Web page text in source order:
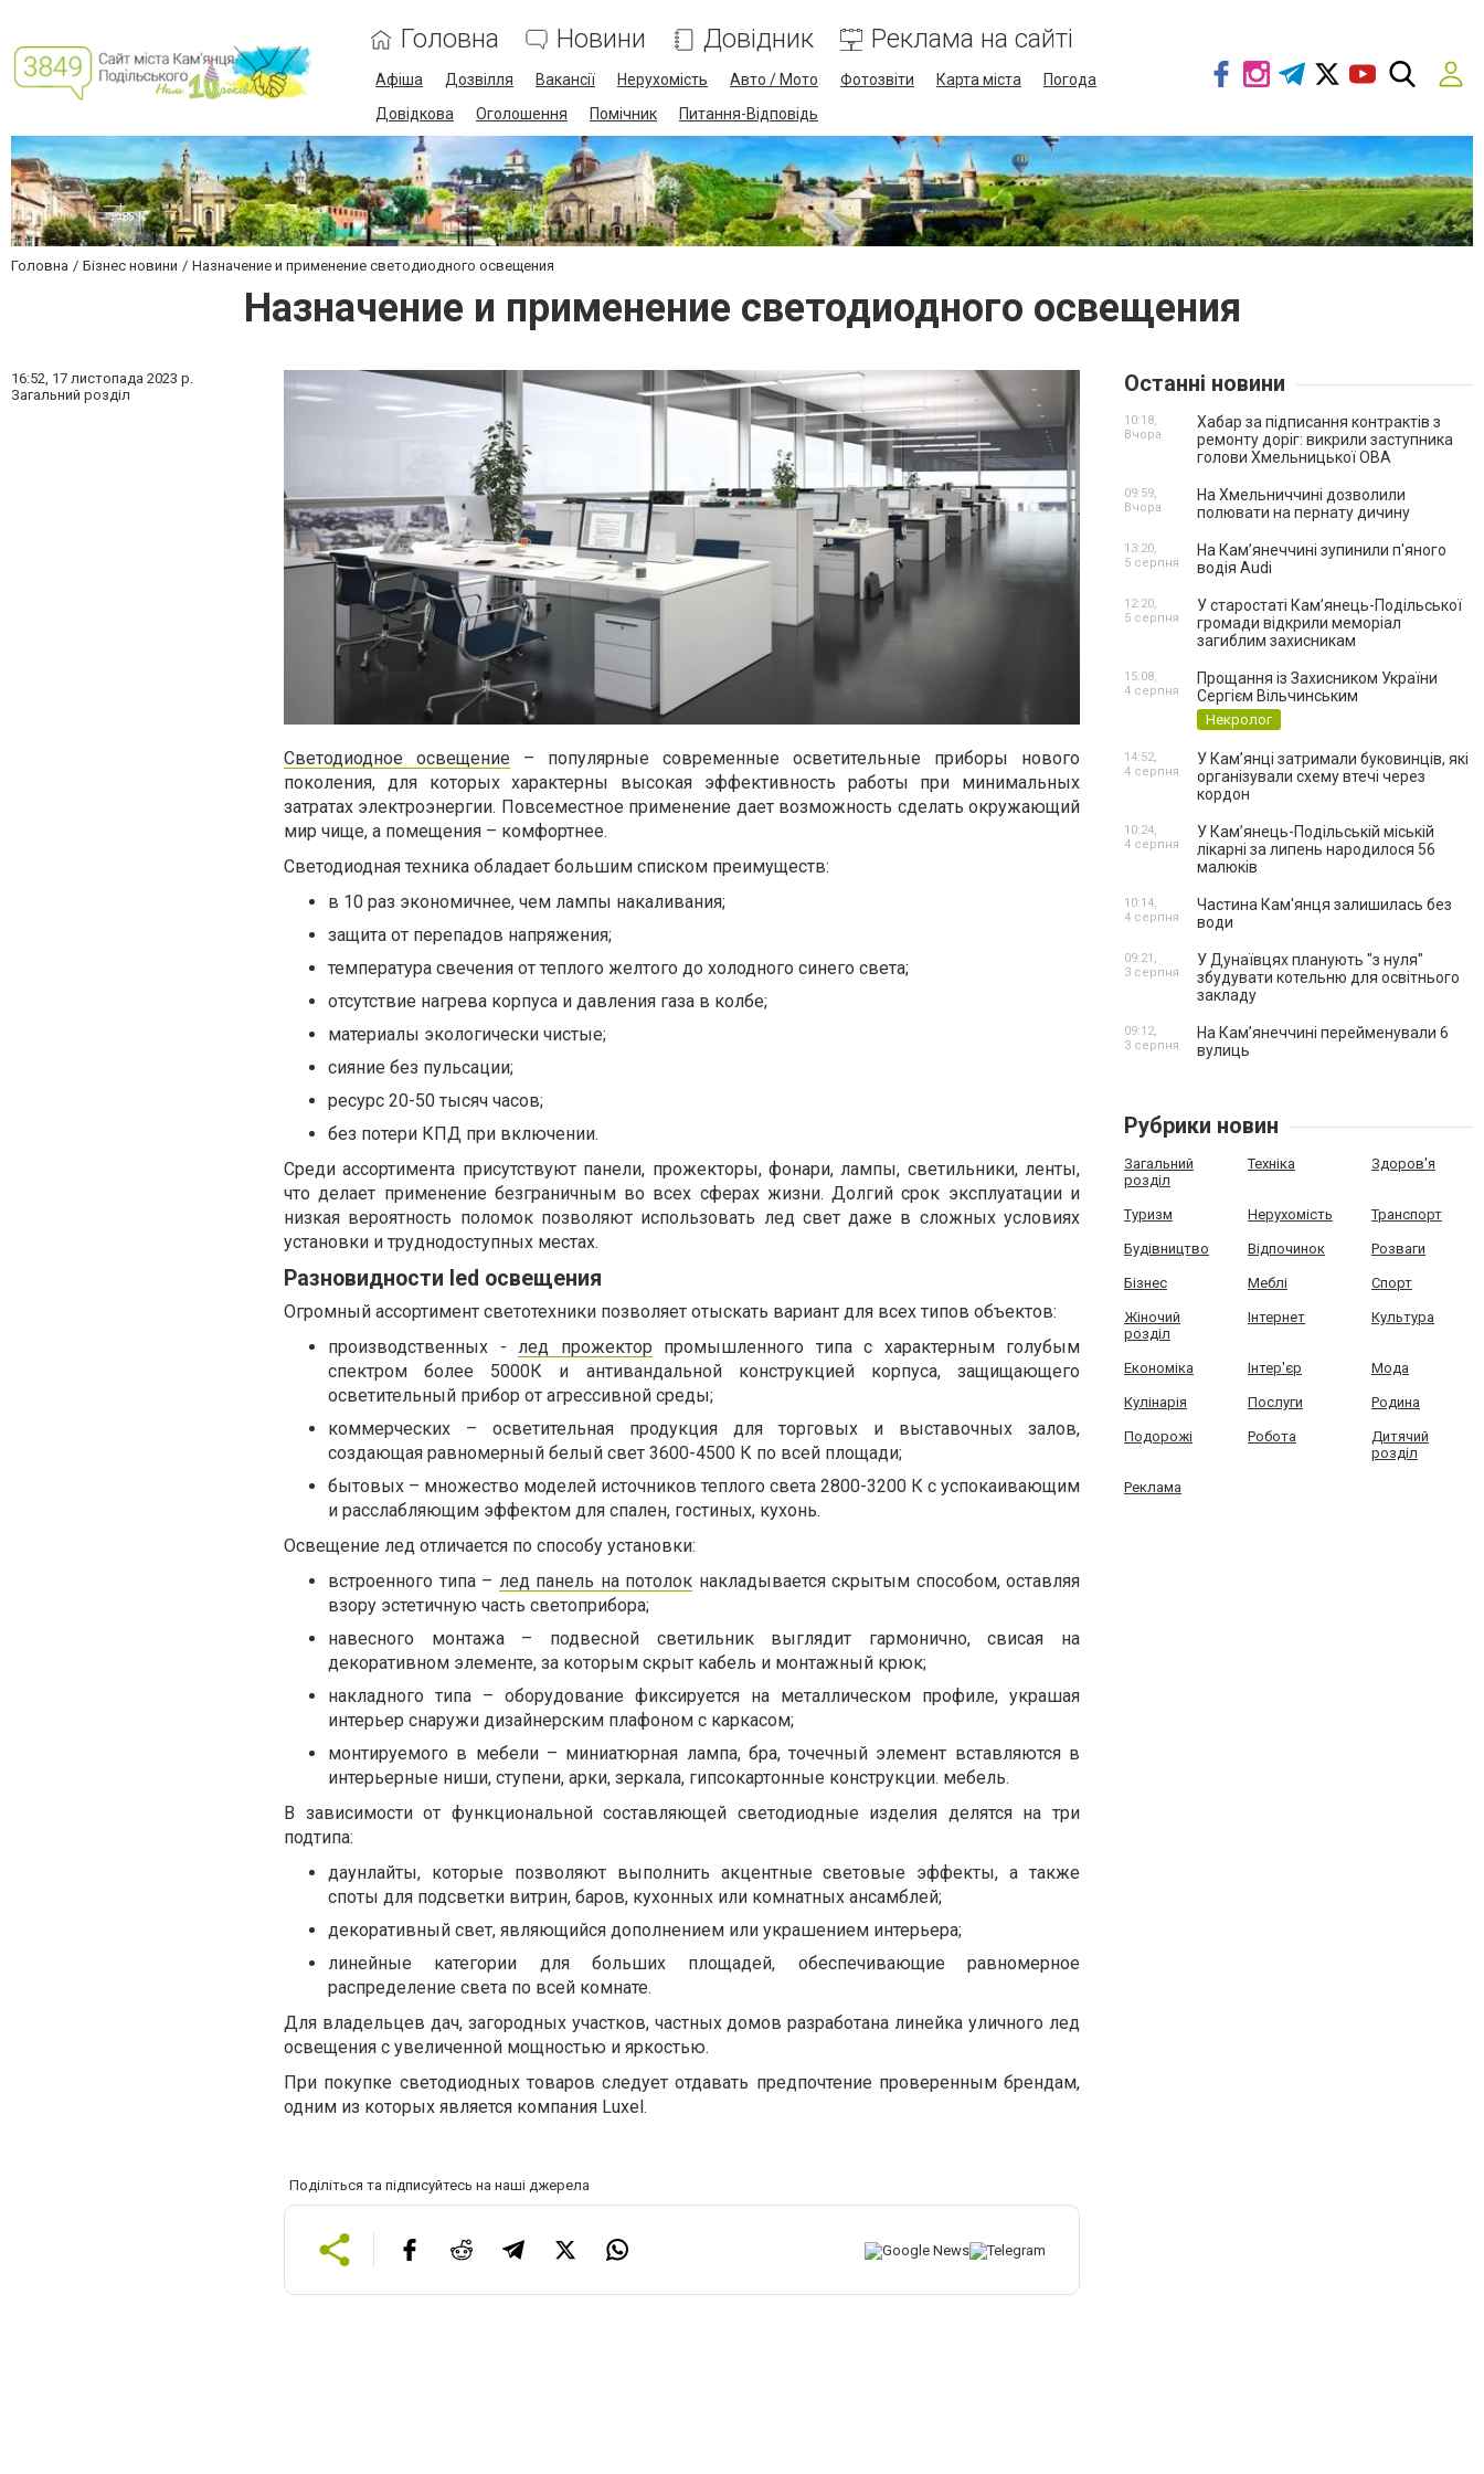
Головна Новини Довідник Реклама на сайті
Афіша Дозвілля Вакансії Нерухомість Авто / Мото Фотозвіти Карта міста
Погода
Довідкова
Оголошення Помічник Питання-Відповідь
Головна Бізнес новини Назначение и применение светодиодного освещения
Назначение и применение светодиодного освещения
16:52, 17 листопада 2023 р.
Загальний розділ
Светодиодное освещение – популярные современные осветительные приборы нового
поколения, для которых характерны высокая эффективность работы при минимальных
затратах электроэнергии. Повсеместное применение дает возможность сделать окружающий
мир чище, а помещения – комфортнее.
Светодиодная техника обладает большим списком преимуществ:
в 10 раз экономичнее, чем лампы накаливания;
защита от перепадов напряжения;
температура свечения от теплого желтого до холодного синего света;
отсутствие нагрева корпуса и давления газа в колбе;
материалы экологически чистые;
сияние без пульсации;
ресурс 20-50 тысяч часов;
без потери КПД при включении.
Среди ассортимента присутствуют панели, прожекторы, фонари, лампы, светильники, ленты,
что делает применение безграничным во всех сферах жизни. Долгий срок эксплуатации и
низкая вероятность поломок позволяют использовать лед свет даже в сложных условиях
установки и труднодоступных местах.
Разновидности led освещения
Огромный ассортимент светотехники позволяет отыскать вариант для всех типов объектов:
производственных - лед прожектор промышленного типа с характерным голубым
спектром более 5000К и антивандальной конструкцией корпуса, защищающего
осветительный прибор от агрессивной среды;
коммерческих – осветительная продукция для торговых и выставочных залов,
создающая равномерный белый свет 3600-4500 К по всей площади;
бытовых – множество моделей источников теплого света 2800-3200 К с успокаивающим
и расслабляющим эффектом для спален, гостиных, кухонь.
Освещение лед отличается по способу установки:
встроенного типа – лед панель на потолок накладывается скрытым способом, оставляя
взору эстетичную часть светоприбора;
навесного монтажа – подвесной светильник выглядит гармонично, свисая на
декоративном элементе, за которым скрыт кабель и монтажный крюк;
накладного типа – оборудование фиксируется на металлическом профиле, украшая
интерьер снаружи дизайнерским плафоном с каркасом;
монтируемого в мебели – миниатюрная лампа, бра, точечный элемент вставляются в
интерьерные ниши, ступени, арки, зеркала, гипсокартонные конструкции. мебель.
В зависимости от функциональной составляющей светодиодные изделия делятся на три
подтипа:
даунлайты, которые позволяют выполнить акцентные световые эффекты, а также
споты для подсветки витрин, баров, кухонных или комнатных ансамблей;
декоративный свет, являющийся дополнением или украшением интерьера;
линейные категории для больших площадей, обеспечивающие равномерное
распределение света по всей комнате.
Для владельцев дач, загородных участков, частных домов разработана линейка уличного лед
освещения с увеличенной мощностью и яркостью.
При покупке светодиодных товаров следует отдавать предпочтение проверенным брендам,
одним из которых является компания Luxel.
Поділіться та підписуйтесь на наші джерела
Останні новини
Хабар за підписання контрактів з
ремонту доріг: викрили заступника
голови Хмельницької ОВА
10:18,
Вчора
На Хмельниччині дозволили
полювати на пернату дичину
09:59,
Вчора
На Камʼянеччині зупинили п'яного
водія Audi
13:20,
5 серпня
У старостаті Кам’янець-Подільської
громади відкрили меморіал
загиблим захисникам
12:20,
5 серпня
Прощання із Захисником України
Сергієм Вільчинським
Некролог
15:08,
4 серпня
У Кам’янці затримали буковинців, які
організували схему втечі через
кордон
14:52,
4 серпня
У Кам’янець-Подільській міській
лікарні за липень народилося 56
малюків
10:24,
4 серпня
Частина Кам'янця залишилась без
води
10:14,
4 серпня
У Дунаївцях планують "з нуля"
збудувати котельню для освітнього
закладу
09:21,
3 серпня
На Камʼянеччині перейменували 6
вулиць
09:12,
3 серпня
Рубрики новин
Загальний
розділ
Техніка Здоров'я
Туризм Нерухомість Транспорт
Будівництво Відпочинок Розваги
Бізнес Меблі Спорт
Жіночий
розділ
Інтернет Культура
Економіка Інтер'єр Мода
Кулінарія Послуги Родина
Подорожі Робота
Дитячий
розділ
Реклама